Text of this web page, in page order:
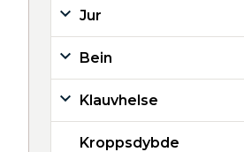
Jur
Bein
Klauvhelse
Kroppsdybde